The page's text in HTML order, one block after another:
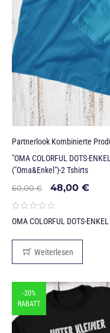
Partnerlook Kombinierte
"OMA COLORFUL DOTS-
("Oma&Enkel")-2 Tshirts
60,00€ 48,00 €
OMA COLORFUL DOTS-
Weiterlesen
-20%
RABATT